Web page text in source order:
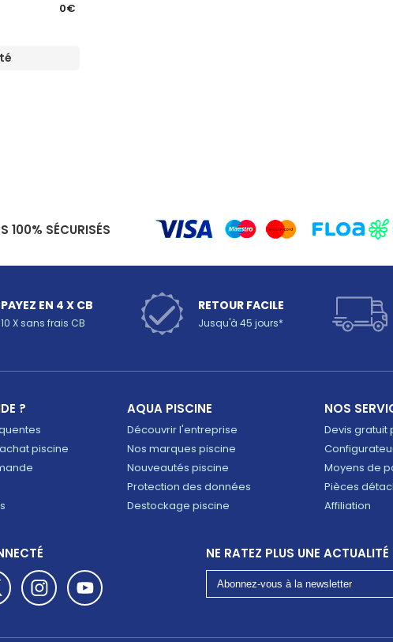
0€
100% SÉCURISÉS
PAYEZ EN 4 X CB
10 X sans frais CB
RETOUR FACILE
Jusqu'à 45 jours*
?
piscine
AQUA PISCINE
Découvrir l'entreprise
Nos marques piscine
Nouveautés piscine
Protection des données
Destockage piscine
NOS
Devis gratuit
Moyens de
Pièces
Affiliation
NE RATEZ PLUS UNE ACTUALITÉ